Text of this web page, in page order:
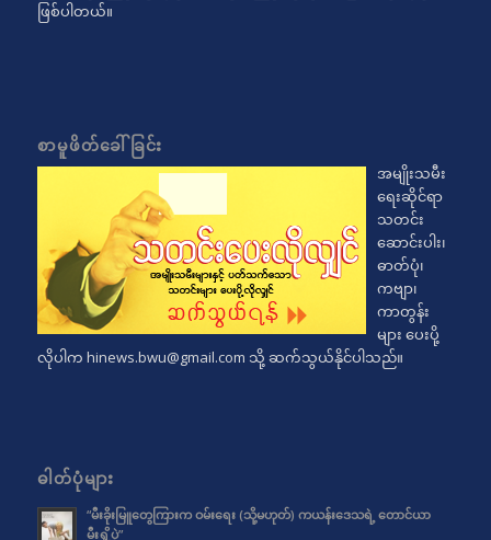
ဖြစ်ပါတယ်။
စာမူဖိတ်ခေါ်ခြင်း
အမျိုးသမီး
ရေးဆိုင်ရာ
သတင်း
ဆောင်းပါး၊
ဓာတ်ပုံ၊
ကဗျာ၊
ကာတွန်း
များ ပေးပို့
လိုပါက hinews.bwu@gmail.com သို့ ဆက်သွယ်နိုင်ပါသည်။
ဓါတ်ပုံများ
“မီးခိုးမြူတွေကြားက ဝမ်းရေး (သို့မဟုတ်) ကယန်းဒေသရဲ့ တောင်ယာ
မီးရှို့ပွဲ”